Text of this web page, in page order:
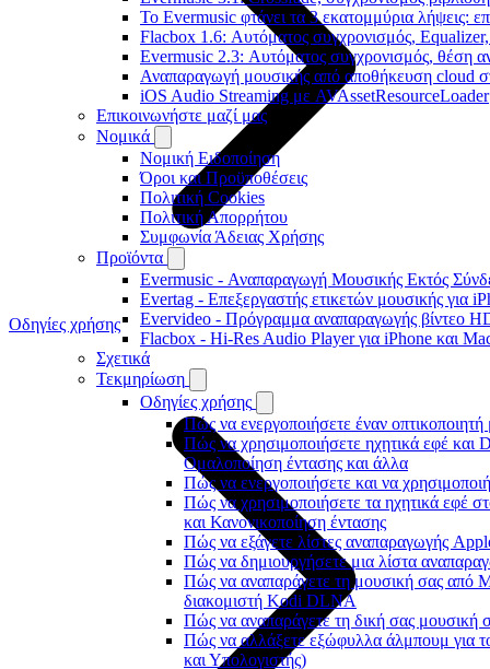
Το Evermusic φτάνει τα 3 εκατομμύρια λήψεις:
Flacbox 1.6: Αυτόματος συγχρονισμός,
Evermusic 2.3: Αυτόματος συγχρονισμός, θέση
Αναπαραγωγή μουσικής από αποθήκευση cloud
iOS Audio Streaming με AVAssetResourceLoader
Επικοινωνήστε μαζί μας
Νομικά
Νομική Ειδοποίηση
Όροι και Προϋποθέσεις
Πολιτική Cookies
Πολιτική Απορρήτου
Συμφωνία Άδειας Χρήσης
Προϊόντα
Evermusic - Αναπαραγωγή Μουσικής Εκτός
Evertag - Επεξεργαστής ετικετών μουσικής για
Evervideo - Πρόγραμμα αναπαραγωγής βίντεο
Flacbox - Hi-Res Audio Player για iPhone και
Σχετικά
Τεκμηρίωση
Οδηγίες χρήσης
Πώς να ενεργοποιήσετε έναν
Πώς να χρησιμοποιήσετε ηχητικά εφέ
Ομαλοποίηση έντασης και άλλα
Πώς να ενεργοποιήσετε και να
Πώς να χρησιμοποιήσετε τα ηχητικά εφέ
και Κανονικοποίηση έντασης
Πώς να εξάγετε λίστες αναπαραγωγής
Πώς να δημιουργήσετε μια λίστα
Πώς να αναπαράγετε τη μουσική σας από
διακομιστή Kodi DLNA
Πώς να αναπαράγετε τη δική σας μουσική
Πώς να αλλάξετε εξώφυλλα άλμπουμ για
και Υπολογιστής)
Οδηγίες χρήσης